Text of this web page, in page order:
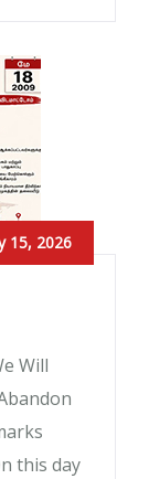
15, 2026
Will
this day